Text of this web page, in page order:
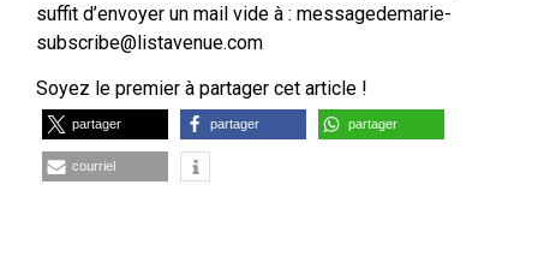
suffit d’envoyer un mail vide à : messagedemarie-
subscribe@listavenue.com
Soyez le premier à partager cet article !
partager partager partager
courriel